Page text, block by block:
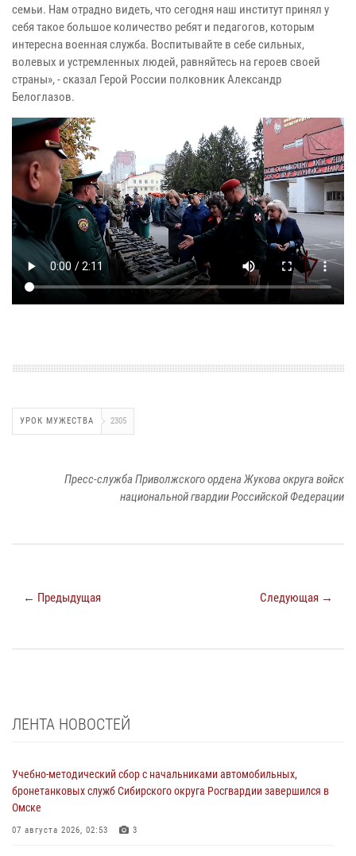
семьи. Нам отрадно видеть, что сегодня наш институт принял у
себя такое большое количество ребят и педагогов, которым
интересна военная служба. Воспитывайте в себе сильных,
волевых и устремленных людей, равняйтесь на героев своей
страны», - сказал Герой России полковник Александр
Белоглазов.
УРОК МУЖЕСТВА 2305
Пресс-служба Приволжского ордена Жукова округа войск
национальной гвардии Российской Федерации
← Предыдущая Следующая →
ЛЕНТА НОВОСТЕЙ
Учебно-методический сбор с начальниками автомобильных,
бронетанковых служб Сибирского округа Росгвардии завершился в
Омске
07 августа 2026, 02:53 3